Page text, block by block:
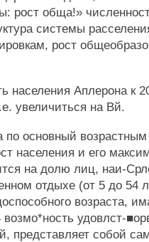
рост обща!»
системы
рост
населения Аплерона к
увеличиться на Вй.
основный возрастным
населения и его
на долю лиц, наи-
отдыхе (от 5 до 54
возраста,
удовлст-
представляет собой